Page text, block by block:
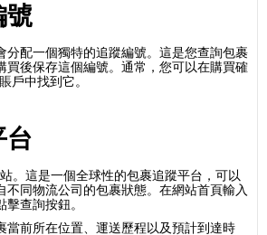
號
分配一個獨特的追蹤編號。這是您查詢包裹
買後保存這個編號。通常，您可以在購買確
戶中找到它。
台
。這是一個全球性的包裹追蹤平台，可以
不同物流公司的包裹狀態。在網站首頁輸入
查詢按鈕。
當前所在位置、運送歷程以及預計到達時